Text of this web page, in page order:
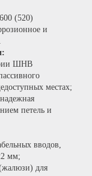
(520)
и
ШНВ
местах;
петель и
вводов,
мм;
для